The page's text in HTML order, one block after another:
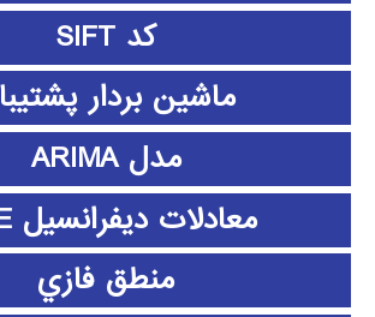
کد SIFT
ماشین بردار
مدل ARIMA
معادلات دیفرانسیل ODE
منطق فازي